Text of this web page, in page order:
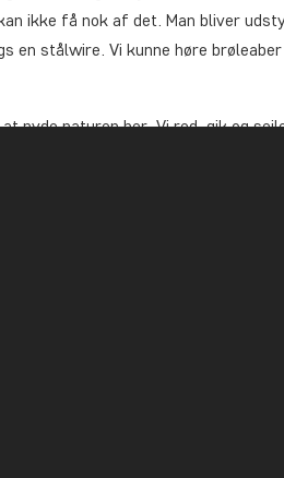
ikke få nok af det. Man bliver
stålwire. Vi kunne høre
nyde naturen her. Vi red, gik og